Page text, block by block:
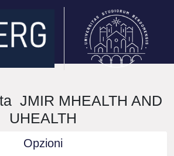
JMIR MHEALTH AND
UHEALTH
Opzioni